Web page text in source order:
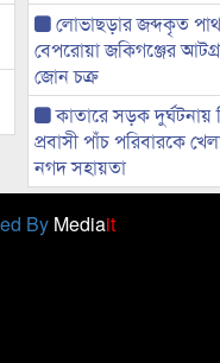
লোভাছড়ার জব্দকৃত
বেপরোয়া জকিগঞ্জের
জোন চক্র
কাতারে সড়ক দুর্ঘটনায়
প্রবাসী পাঁচ পরিবারকে
নগদ সহায়তা
By Mediait